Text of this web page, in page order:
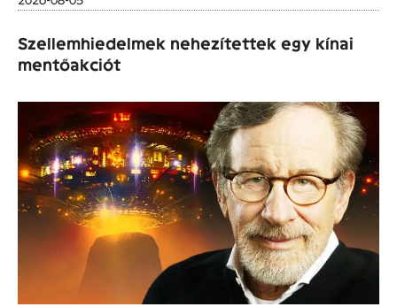
Szellemhiedelmek nehezítettek egy kínai
mentőakciót